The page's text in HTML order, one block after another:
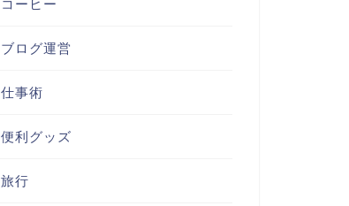
コーヒー
ブログ運営
仕事術
便利グッズ
旅行